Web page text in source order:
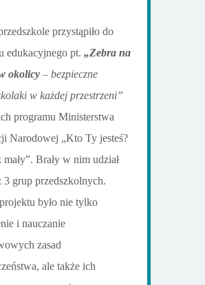
przystąpiło do
edukacyjnego pt. „Zebra na
okolicy – bezpieczne
w każdej przestrzeni”
programu Ministerstwa
Narodowej „Kto Ty jesteś?
mały”. Brały w nim udział
3 grup przedszkolnych.
było nie tylko
i nauczanie
zasad
ale także ich